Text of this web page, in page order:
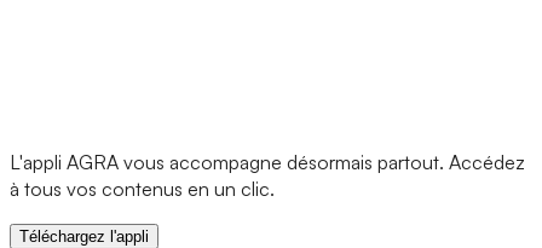
L'appli AGRA vous accompagne désormais partout. Accédez
à tous vos contenus en un clic.
Téléchargez l'appli